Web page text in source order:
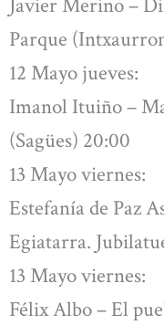
Javier Merino –
Parque
12 Mayo jueves:
Imanol Ituiño –
(Sagües) 20:00
13 Mayo viernes:
Estefanía de Paz
Egiatarra.
13 Mayo viernes:
Félix Albo – El